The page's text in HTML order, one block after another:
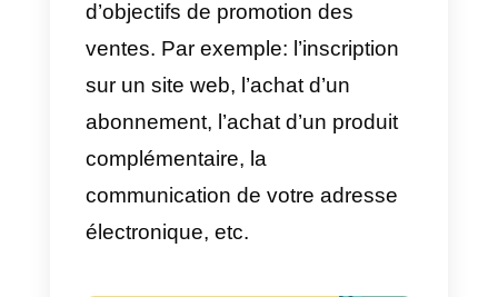
une action utilisée ou appliquée
par une entreprise sur un certain
plus facile à vendre ou plus
attrayant pour le public.
Les campagnes de marketing